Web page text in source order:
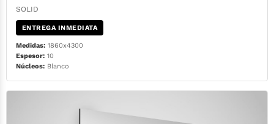
SOLID
ENTREGA INMEDIATA
Medidas:1860x4300
Espesor:10
Núcleos:Blanco